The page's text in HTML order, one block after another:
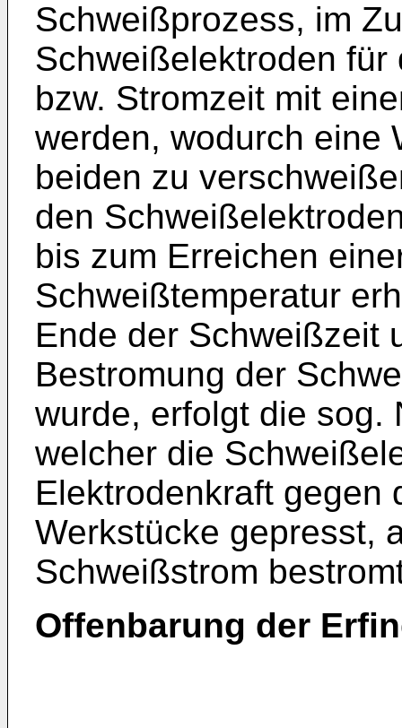
Schweißprozess, im
Schweißelektroden
bzw. Stromzeit mit
werden, wodurch eine
beiden zu
den
bis zum Erreichen
Schweißtemperatur
Ende der Schweißzeit
Bestromung der
wurde, erfolgt die sog.
welcher die
Elektrodenkraft gegen
Werkstücke gepresst,
Schweißstrom
Offenbarung der